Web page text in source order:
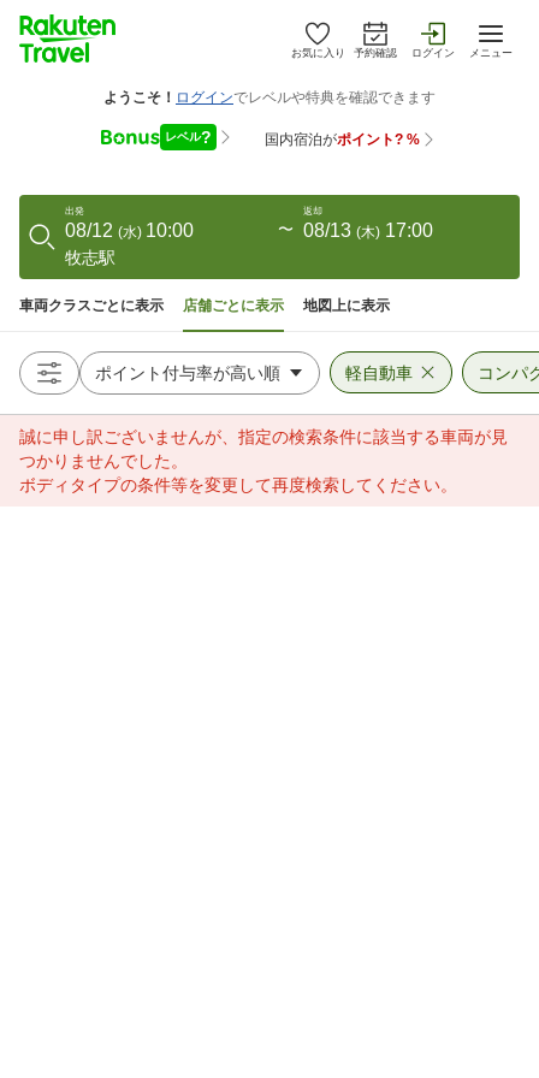
お気に入り 予約確認 ログイン メニュー
出発
08/12 (水) 10:00 〜
返却
08/13 (木) 17:00
牧志駅
車両クラスごとに表示 店舗ごとに表示 地図上に表示
軽自動車 コンパ
誠に申し訳ございませんが、指定の検索条件に該当する車両が見
つかりませんでした。
ボディタイプの条件等を変更して再度検索してください。